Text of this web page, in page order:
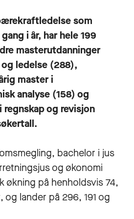
som
i år, har hele 199
masterutdanninger
ledelse (288),
master i
analyse (158) og
og revisjon
bachelor i jus
og økonomi
økning på henholdsvis 74,
og lander på 296, 191 og